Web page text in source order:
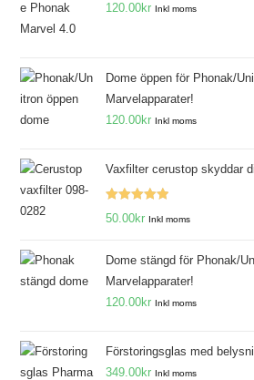
120.00kr Inkl moms
Dome öppen för Phonak/
Marvelapparater!
120.00kr Inkl moms
Vaxfilter cerustop skyddar
Betygsatt
50.00kr Inkl moms
Dome stängd för Phonak/
Marvelapparater!
120.00kr Inkl moms
Förstoringsglas med
349.00kr Inkl moms